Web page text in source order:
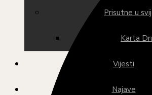
Prisutne u
Karta
Vijesti
Najave